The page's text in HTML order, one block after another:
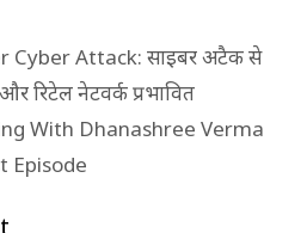
Cyber Attack: साइबर अटैक से
रिटेल नेटवर्क प्रभावित
With Dhanashree Verma
Episode